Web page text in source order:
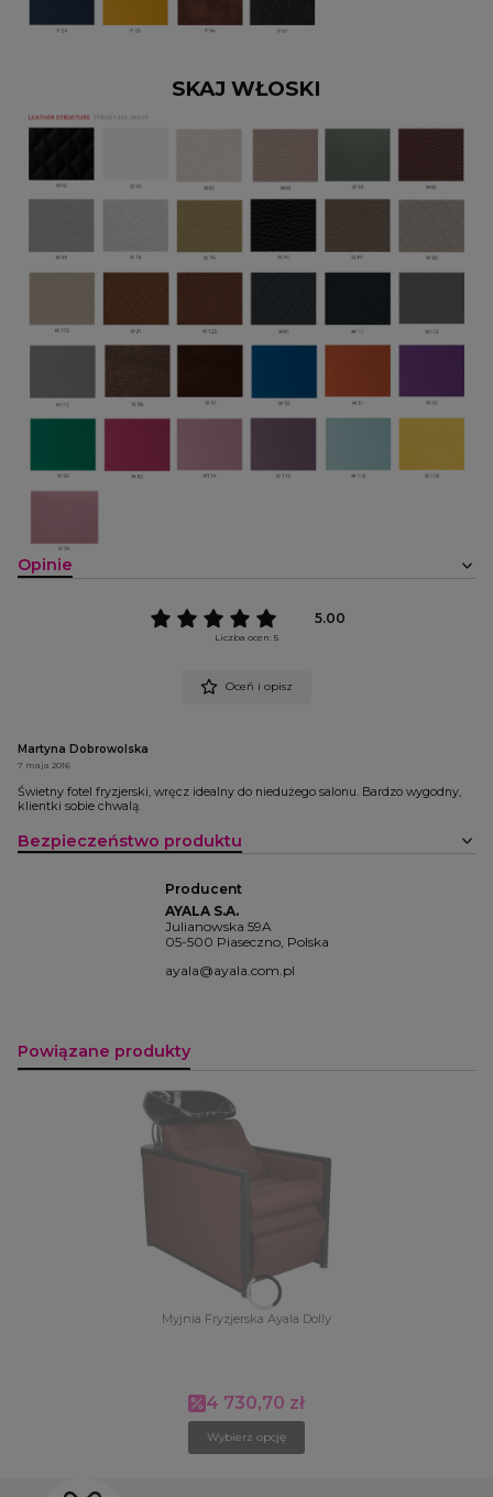
SKAJ WŁOSKI
Opinie
5.00
Liczba ocen: 5
Oceń i opisz
Martyna Dobrowolska
7 maja 2016
Świetny fotel fryzjerski, wręcz idealny do niedużego salonu. Bardzo wygodny,
klientki sobie chwalą.
Bezpieczeństwo produktu
Producent
AYALA S.A.
Julianowska 59A
05-500 Piaseczno, Polska
ayala@ayala.com.pl
Powiązane produkty
Myjnia Fryzjerska Ayala Dolly
Cena promocyjna
4 730,70 zł
Wybierz opcję